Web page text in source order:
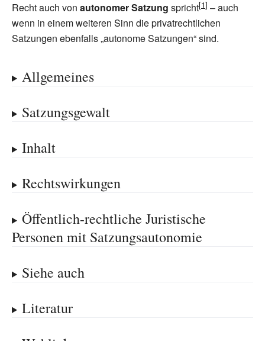
Recht auch von autonomer Satzung spricht
– auch
wenn in einem weiteren Sinn die privatrechtlichen
Satzungen ebenfalls „autonome Satzungen“ sind.
Allgemeines
Satzungsgewalt
Inhalt
Rechtswirkungen
Öffentlich-rechtliche Juristische
Personen mit Satzungsautonomie
Siehe auch
Literatur